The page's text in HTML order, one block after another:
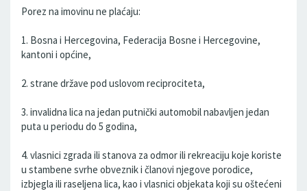
Porez na imovinu ne plaćaju:
1. Bosna i Hercegovina, Federacija Bosne i Hercegovine,
kantoni i općine,
2. strane države pod uslovom reciprociteta,
3. invalidna lica na jedan putnički automobil nabavljen jedan
puta u periodu do 5 godina,
4. vlasnici zgrada ili stanova za odmor ili rekreaciju koje koriste
u stambene svrhe obveznik i članovi njegove porodice,
izbjegla ili raseljena lica, kao i vlasnici objekata koji su oštećeni